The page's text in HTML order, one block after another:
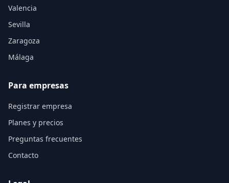
Valencia
Sevilla
Zaragoza
Málaga
Para empresas
Registrar empresa
Planes y precios
Preguntas frecuentes
Contacto